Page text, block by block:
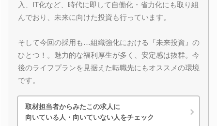
入、IT化など、時代に即して自働化・省力化にも取り組
んでおり、未来に向けた投資も行っています。
そして今回の採用も…組織強化における『未来投資』の
ひとつ！。魅力的な福利厚生が多く、安定感は抜群。今
後のライフプランを見据えた転職先にもオススメの環境
です。
取材担当者からみたこの求人に
向いている人・向いていない人をチェック